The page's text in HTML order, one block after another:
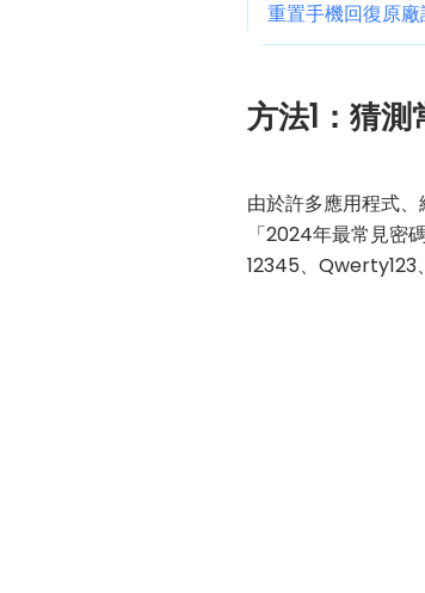
重置手機回復原廠
方法1：猜
由於許多應用程式
「2024年最常見
12345、Qwerty123